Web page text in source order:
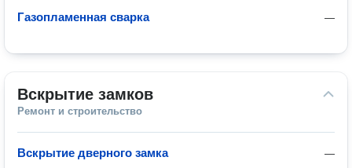
—
Газопламенная сварка
Вскрытие замков
Ремонт и строительство
—
Вскрытие дверного замка